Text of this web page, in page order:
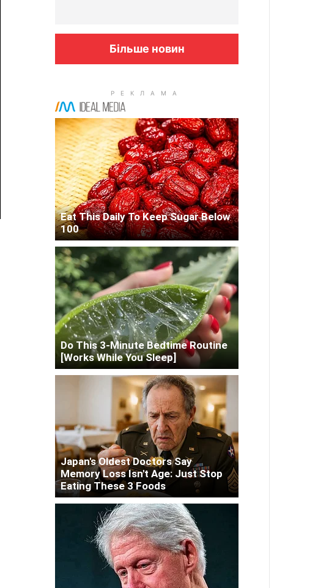
Більше новин
Eat This Daily To Keep Sugar Below
100
Do This 3-Minute Bedtime Routine
[Works While You Sleep]
Japan's Oldest Doctors Say
Memory Loss Isn't Age: Just Stop
Eating These 3 Foods